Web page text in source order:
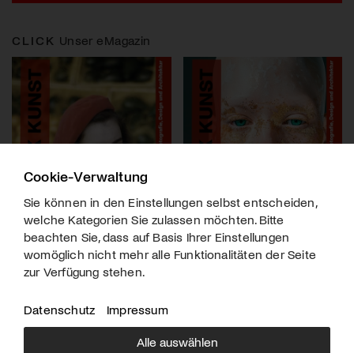
CLICK Unser eMagazin
Cookie-Verwaltung
Sie können in den Einstellungen selbst entscheiden,
welche Kategorien Sie zulassen möchten. Bitte
beachten Sie, dass auf Basis Ihrer Einstellungen
womöglich nicht mehr alle Funktionalitäten der Seite
zur Verfügung stehen.
Datenschutz Impressum
Alle auswählen